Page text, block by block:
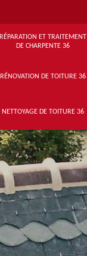
RÉPARATION ET TRAITEMENT
DE CHARPENTE 36
RÉNOVATION DE TOITURE 36
NETTOYAGE DE TOITURE 36